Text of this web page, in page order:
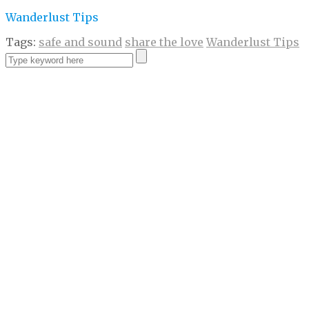
Wanderlust Tips
Tags: safe and sound share the love Wanderlust Tips